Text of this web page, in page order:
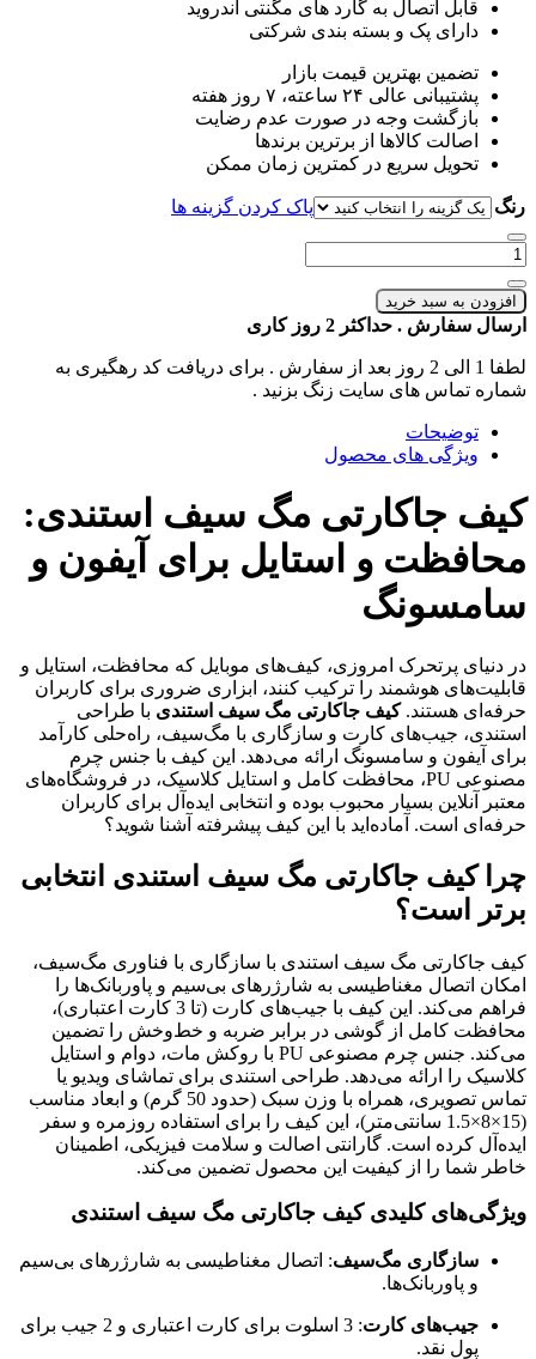
قابل اتصال به گارد های مگنتی اندروید
دارای پک و بسته بندی شرکتی
تضمین بهترین قیمت بازار
پشتیبانی عالی ۲۴ ساعته، ۷ روز هفته
بازگشت وجه در صورت عدم رضایت
اصالت کالاها از برترین برندها
تحویل سریع در کمترین زمان ممکن
رنگ پاک کردن گزینه ها
تعداد:
جاکارتی
مگ
سیف
ایفون
و
مدل
استندی
افزودن به سبد خرید
ارسال سفارش . حداکثر 2 روز کاری
لطفا 1 الی 2 روز بعد از سفارش . برای دریافت کد رهگیری به
شماره تماس های سایت زنگ بزنید .
توضیحات
ویژگی های محصول
کیف جاکارتی مگ سیف استندی:
محافظت و استایل برای آیفون و
سامسونگ
در دنیای پرتحرک امروزی، کیف‌های موبایل که محافظت، استایل و
قابلیت‌های هوشمند را ترکیب کنند، ابزاری ضروری برای کاربران
حرفه‌ای هستند.کیف جاکارتی مگ سیف استندی با طراحی
استندی، جیب‌های کارت و سازگاری با مگ‌سیف، راه‌حلی کارآمد
برای آیفون و سامسونگ ارائه می‌دهد. این کیف با جنس چرم
مصنوعی PU، محافظت کامل و استایل کلاسیک، در فروشگاه‌های
معتبر آنلاین بسیار محبوب بوده و انتخابی ایده‌آل برای کاربران
حرفه‌ای است. آماده‌اید با این کیف پیشرفته آشنا شوید؟
چرا کیف جاکارتی مگ سیف استندی انتخابی
برتر است؟
کیف جاکارتی مگ سیف استندی با سازگاری با فناوری مگ‌سیف،
امکان اتصال مغناطیسی به شارژرهای بی‌سیم و پاوربانک‌ها را
فراهم می‌کند. این کیف با جیب‌های کارت (تا 3 کارت اعتباری)،
محافظت کامل از گوشی در برابر ضربه و خط‌وخش را تضمین
می‌کند. جنس چرم مصنوعی PU با روکش مات، دوام و استایل
کلاسیک را ارائه می‌دهد. طراحی استندی برای تماشای ویدیو یا
تماس تصویری، همراه با وزن سبک (حدود 50 گرم) و ابعاد مناسب
(15×8×1.5 سانتی‌متر)، این کیف را برای استفاده روزمره و سفر
ایده‌آل کرده است. گارانتی اصالت و سلامت فیزیکی، اطمینان
خاطر شما را از کیفیت این محصول تضمین می‌کند.
ویژگی‌های کلیدی کیف جاکارتی مگ سیف استندی
سازگاری مگ‌سیف: اتصال مغناطیسی به شارژرهای بی‌سیم
و پاوربانک‌ها.
جیب‌های کارت
: 3 اسلوت برای کارت اعتباری و 2 جیب برای
پول نقد.